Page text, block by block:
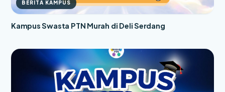
BERITA KAMPUS
Kampus Swasta PTN Murah di Deli Serdang